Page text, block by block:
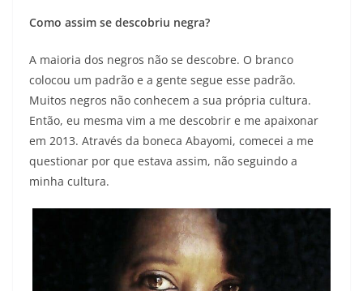
Como assim se descobriu negra?
A maioria dos negros não se descobre. O branco
colocou um padrão e a gente segue esse padrão.
Muitos negros não conhecem a sua própria cultura.
Então, eu mesma vim a me descobrir e me apaixonar
em 2013. Através da boneca Abayomi, comecei a me
questionar por que estava assim, não seguindo a
minha cultura.